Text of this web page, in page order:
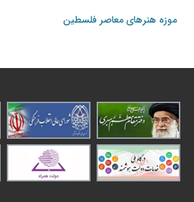
موزه هنرهای‌ معاصر فلسطین